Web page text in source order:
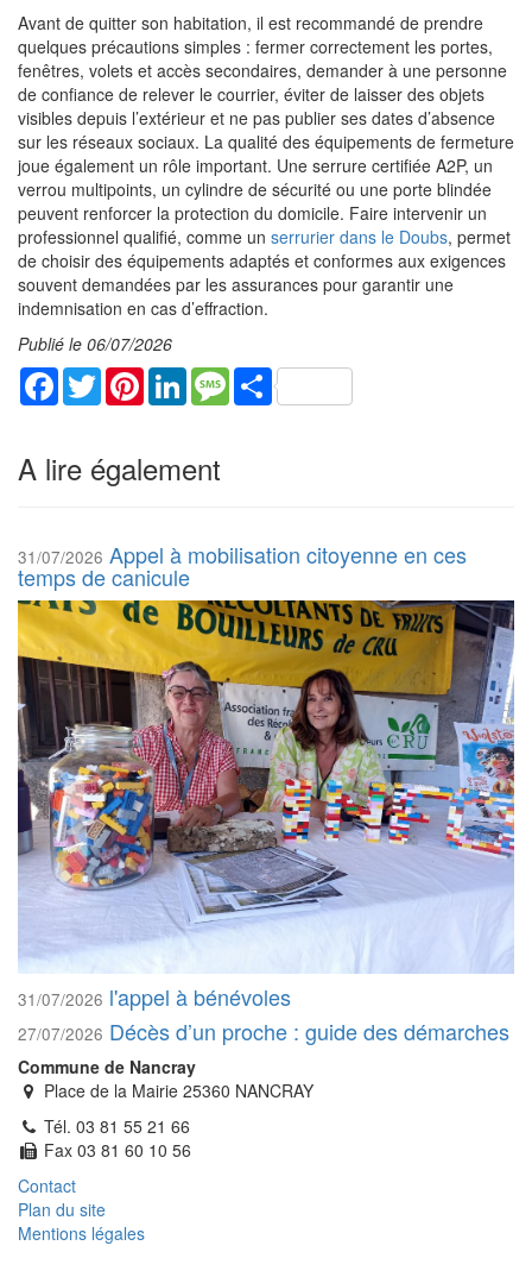
Avant de quitter son habitation, il est recommandé de prendre
quelques précautions simples : fermer correctement les portes,
fenêtres, volets et accès secondaires, demander à une personne
de confiance de relever le courrier, éviter de laisser des objets
visibles depuis l’extérieur et ne pas publier ses dates d’absence
sur les réseaux sociaux. La qualité des équipements de fermeture
joue également un rôle important. Une serrure certifiée A2P, un
verrou multipoints, un cylindre de sécurité ou une porte blindée
peuvent renforcer la protection du domicile. Faire intervenir un
professionnel qualifié, comme un serrurier dans le Doubs, permet
de choisir des équipements adaptés et conformes aux exigences
souvent demandées par les assurances pour garantir une
indemnisation en cas d’effraction.
Publié le 06/07/2026
Facebook
TwitterPinterestLinkedInMessageShare
A lire également
31/07/2026 Appel à mobilisation citoyenne en ces
temps de canicule
31/07/2026 l'appel à bénévoles
27/07/2026 Décès d’un proche : guide des démarches
Commune de Nancray
Place de la Mairie 25360 NANCRAY
Tél. 03 81 55 21 66
Fax 03 81 60 10 56
Contact
Plan du site
Mentions légales